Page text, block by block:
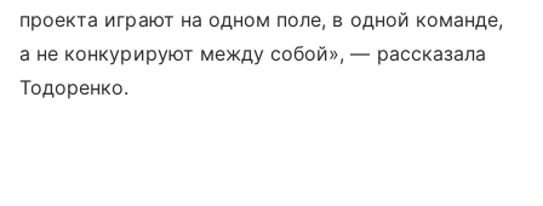
проекта играют на одном поле, в одной команде,
а не конкурируют между собой», — рассказала
Тодоренко.